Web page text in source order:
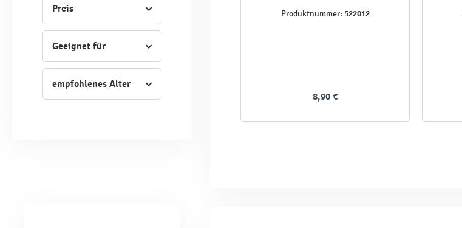
Preis
Geeignet für
empfohlenes Alter
Produktnummer: 522012
8,90 €